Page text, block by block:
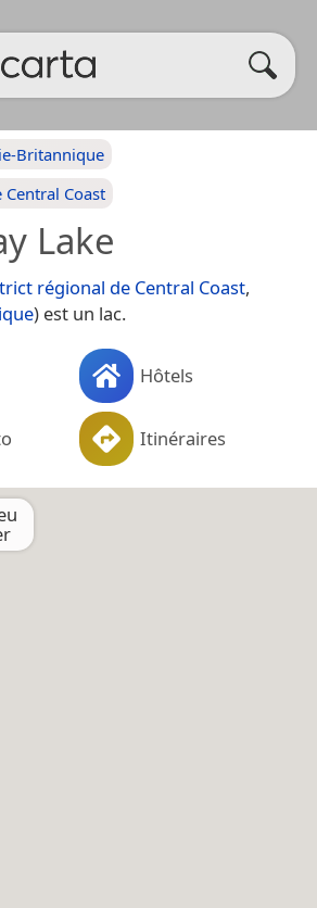
Britannique
Coast
Lake
régional de Central Coast,
) est un lac.
Hôtels
Itinéraires